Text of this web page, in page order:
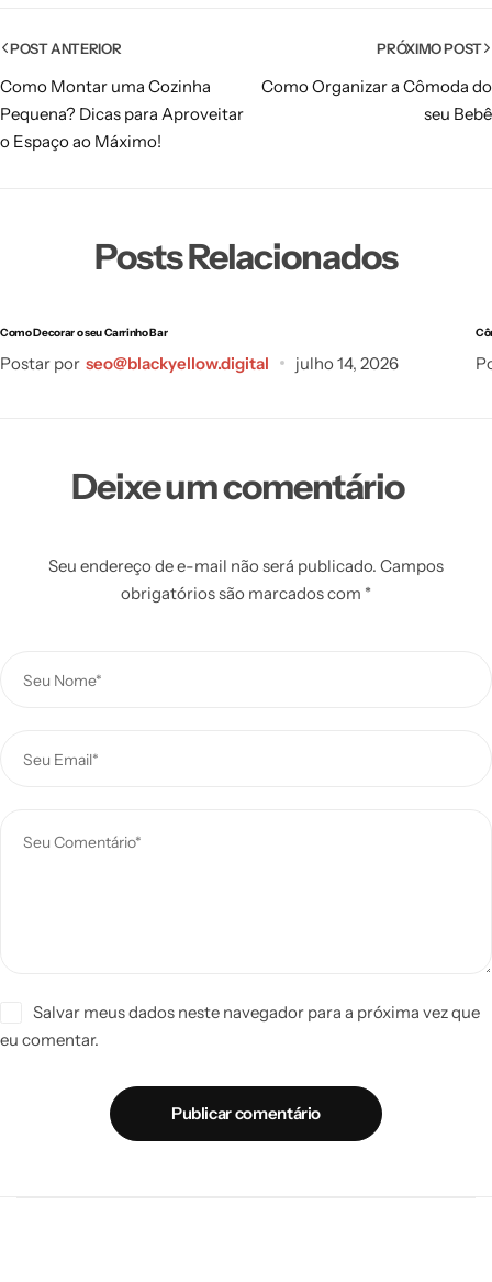
POST ANTERIOR
Como Montar uma Cozinha
Pequena? Dicas para Aproveitar
o Espaço ao Máximo!
PRÓXIMO POST
Como Organizar a Cômoda do
seu Bebê
Posts Relacionados
Como Decorar o seu Carrinho Bar
Postar por seo@blackyellow.digital julho 14, 2026
Deixe um comentário
Seu endereço de e-mail não será publicado. Campos
obrigatórios são marcados com *
Salvar meus dados neste navegador para a próxima vez que
eu comentar.
Publicar comentário